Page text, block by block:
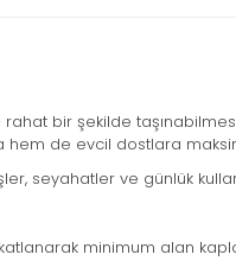
rahat bir şekilde
hem de evcil dostlara
seyahatler ve günlük
katlanarak minimum alan